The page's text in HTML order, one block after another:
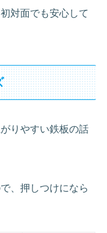
対面でも安心して
りやすい鉄板の話
、押しつけになら